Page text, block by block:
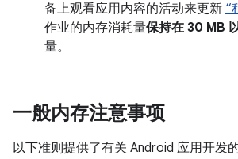
备上观看应用内容的活动来更新 “
作业的内存消耗量保持在 30 MB
量。
一般内存注意事项
以下准则提供了有关 Android 应用开发